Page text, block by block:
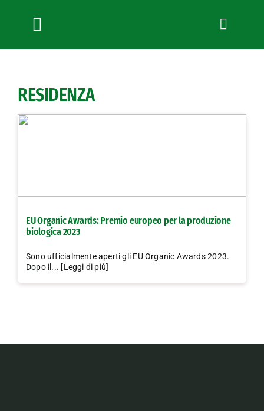
Toggle
Navigation
News
Bandi
Lavora con noi
RESIDENZA
EU Organic Awards: Premio europeo per la produzione
biologica 2023
Sono ufficialmente aperti gli EU Organic Awards 2023.
Dopo il... [Leggi di più]